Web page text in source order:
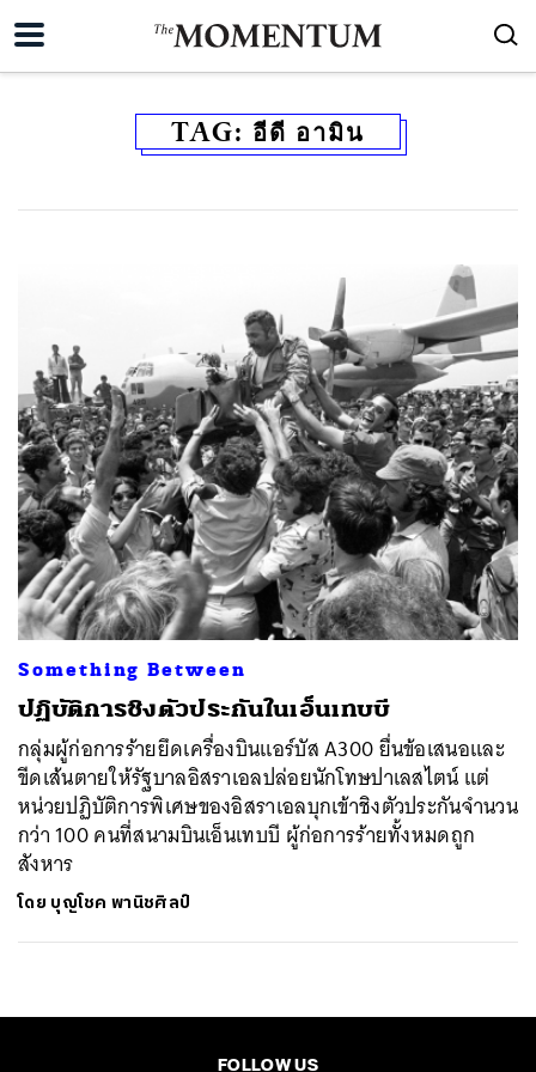
TAG: อีดี อามิน
Something Between
ปฏิบัติการชิงตัวประกันในเอ็นเทบบี
กลุ่มผู้ก่อการร้ายยึดเครื่องบินแอร์บัส A300 ยื่นข้อเสนอและ
ขีดเส้นตายให้รัฐบาลอิสราเอลปล่อยนักโทษปาเลสไตน์ แต่
หน่วยปฏิบัติการพิเศษของอิสราเอลบุกเข้าชิงตัวประกันจำนวน
กว่า 100 คนที่สนามบินเอ็นเทบบี ผู้ก่อการร้ายทั้งหมดถูก
สังหาร
โดย บุญโชค พานิชศิลป์
FOLLOW US
ค้นหา
SHARE TWEET LINE EMAIL